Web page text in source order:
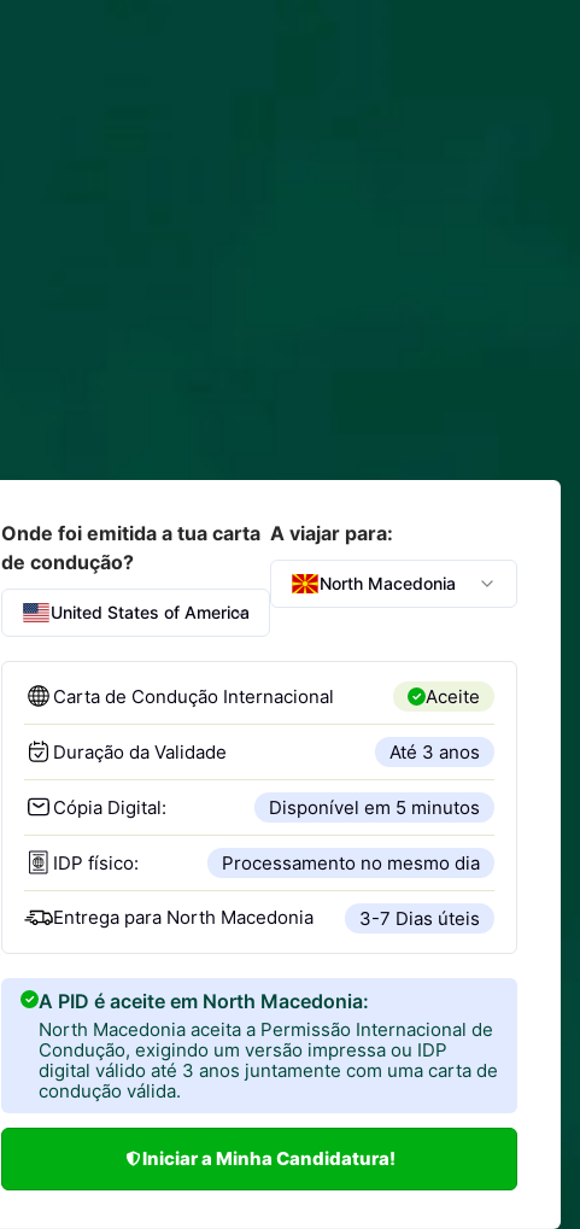
Onde foi emitida a tua carta
de condução?
United States of America
A viajar para:
North Macedonia
Carta de Condução Internacional Aceite
Duração da Validade Até 3 anos
Cópia Digital: Disponível em 5 minutos
IDP físico: Processamento no mesmo dia
Entrega para North Macedonia 3-7 Dias úteis
A PID é aceite em North Macedonia:
North Macedonia aceita a Permissão Internacional de
Condução, exigindo um versão impressa ou IDP
digital válido até 3 anos juntamente com uma carta de
condução válida.
Iniciar a Minha Candidatura!